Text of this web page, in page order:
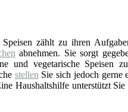
zählt zu ihren
abnehmen. Sie sorgt
und vegetarische Speisen
stellen Sie sich jedoch gerne
Haushaltshilfe unterstützt Sie